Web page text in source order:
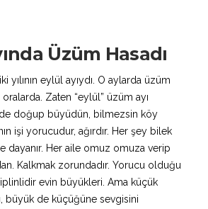
Üzüm Hasadı
yılının eylül ayıydı. O aylarda üzüm
oralarda. Zaten “eylül” üzüm ayı
doğup büyüdün, bilmezsin köy
işi yorucudur, ağırdır. Her şey bilek
dayanır. Her aile omuz omuza verip
Kalkmak zorundadır. Yorucu olduğu
evin büyükleri. Ama küçük
büyük de küçüğüne sevgisini